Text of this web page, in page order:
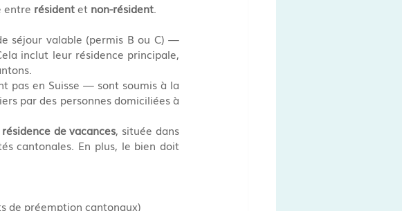
entre résident et non-résident
séjour valable (permis B ou C) —
inclut leur résidence principale,
par des personnes domiciliées à
résidence de vacances, située dans
cantonales. En plus, le bien doit
de préemption cantonaux)